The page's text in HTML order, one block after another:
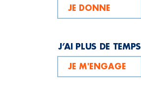
JE DONNE
J’AI PLUS DE TEMPS
JE M'ENGAGE